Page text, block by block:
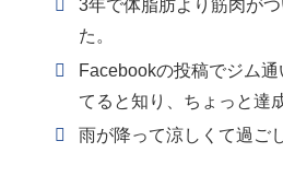
3年で体脂肪より筋肉が
た。
Facebookの投稿でジム
てると知り、ちょっと達
雨が降って涼しくて過ご